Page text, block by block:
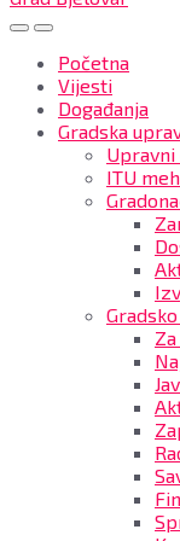
Početna
Vijesti
Događanja
Gradska
ITU